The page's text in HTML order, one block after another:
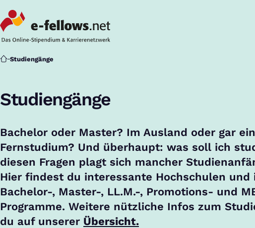
Startseite
Studiengänge
Studiengänge
Bachelor oder Master? Im Ausland oder gar ein
Fernstudium? Und überhaupt: was soll ich
diesen Fragen plagt sich mancher
Hier findest du interessante Hochschulen und
Bachelor-, Master-, LL.M.-, Promotions- und
Programme. Weitere nützliche Infos zum
du auf unserer Übersicht.